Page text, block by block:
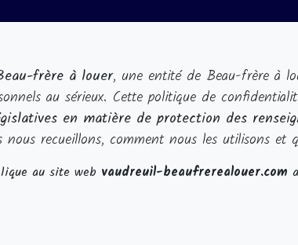
frère à louer, une entité de Beau-frère à
au sérieux. Cette politique de
en matière de protection des
nous recueillons, comment nous les utilisons et
au site web vaudreuil-beaufrerealouer.com